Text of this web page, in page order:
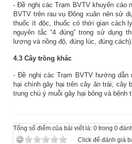
- Đề nghị các Trạm BVTV khuyến cáo
BVTV trên rau vụĐông xuân nên sử
thuốc ít độc, thuốc có thời gian cách
nguyên tắc “4 đúng” trong sử dụng
lượng và nồng độ, đúng lúc, đúng cách)
4.3 Cây trồng khác
- Đề nghị các Trạm BVTV hướng dẫn
hại chính gây hại trên cây ăn trái, cây
trung chú ý muỗi gây hại bông và bệnh
Tổng số điểm của bài viết là: 0 trong 0
Click để đánh giá